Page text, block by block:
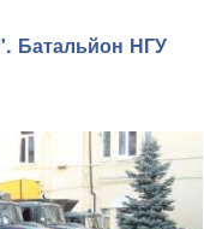
Батальйон НГУ